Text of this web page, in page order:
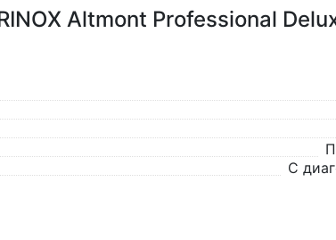
Altmont Professional
С